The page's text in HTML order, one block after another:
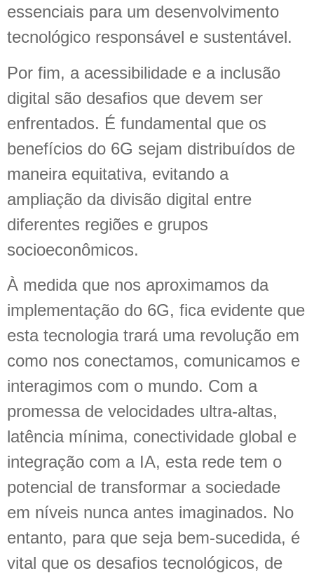
essenciais para um desenvolvimento
tecnológico responsável e sustentável.
Por fim, a acessibilidade e a inclusão
digital são desafios que devem ser
enfrentados. É fundamental que os
benefícios do 6G sejam distribuídos de
maneira equitativa, evitando a
ampliação da divisão digital entre
diferentes regiões e grupos
socioeconômicos.
À medida que nos aproximamos da
implementação do 6G, fica evidente que
esta tecnologia trará uma revolução em
como nos conectamos, comunicamos e
interagimos com o mundo. Com a
promessa de velocidades ultra-altas,
latência mínima, conectividade global e
integração com a IA, esta rede tem o
potencial de transformar a sociedade
em níveis nunca antes imaginados. No
entanto, para que seja bem-sucedida, é
vital que os desafios tecnológicos, de